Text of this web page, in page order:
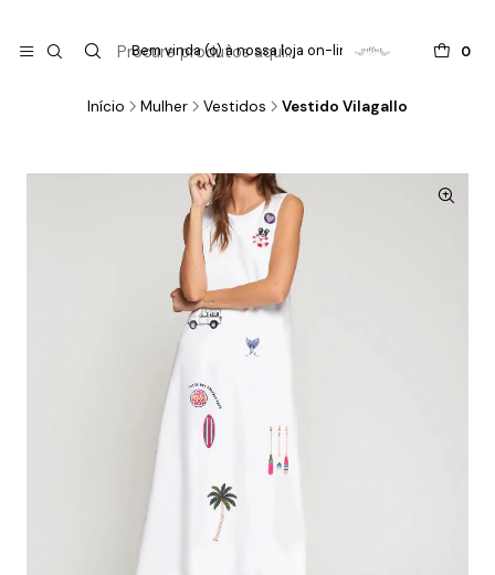
0
Bem vinda (o) à nossa loja on-line !
Início Mulher Vestidos Vestido Vilagallo